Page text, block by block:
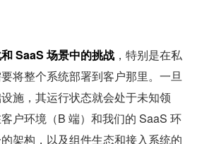
SaaS 场景中的挑战 ，特别是在私
将整个系统部署到客户那里。一旦
施，其运行状态就会处于未知领
户环境（B 端）和我们的 SaaS 环
架构，以及组件生态和接入系统的